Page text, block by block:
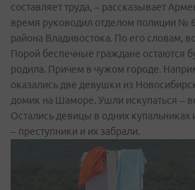
составляет труда, – рассказывает
время руководил отделом полиции №
района Владивостока. По его словам,
Порой беспечные граждане остаются
родила. Причем в чужом городе.
оказались две девушки из
домик на Шаморе. Ушли искупаться –
Остались девицы в одних
– преступники и их забрали.